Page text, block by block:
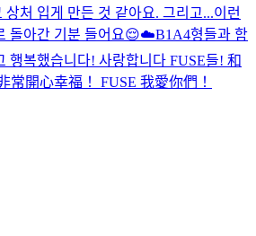
상처 입게 만든 것 같아요. 그리고...이런
돌아간 기분 들어요😌☁️B1A4형들과 함
행복했습니다! 사랑합니다 FUSE들! 和
常開心幸福！ FUSE 我愛你們！